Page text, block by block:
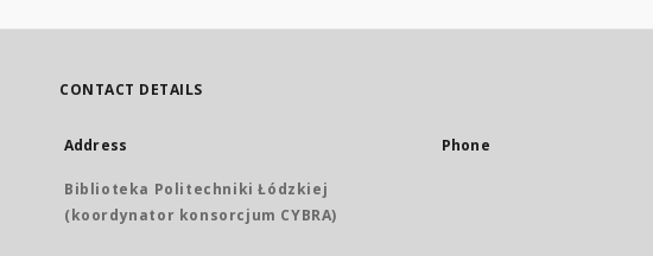
CONTACT DETAILS
Address
Biblioteka Politechniki Łódzkiej
(koordynator konsorcjum CYBRA)
Phone